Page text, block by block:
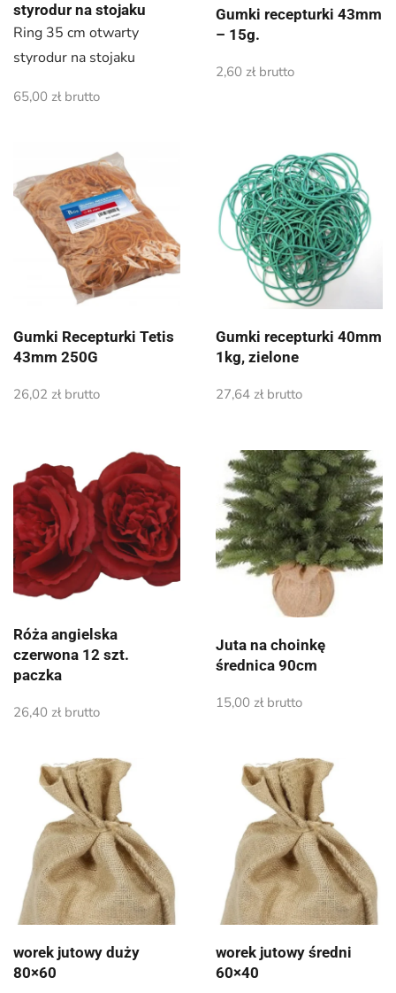
styrodur na stojaku
Ring 35 cm otwarty
styrodur na stojaku
65,00 złbrutto
Gumki recepturki 43mm
– 15g.
2,60 złbrutto
Gumki Recepturki Tetis
43mm 250G
26,02 złbrutto
Gumki recepturki 40mm
1kg, zielone
27,64 złbrutto
Róża angielska
czerwona 12 szt.
paczka
26,40 złbrutto
Juta na choinkę
średnica 90cm
15,00 złbrutto
worek jutowy duży
80×60
worek jutowy średni
60×40